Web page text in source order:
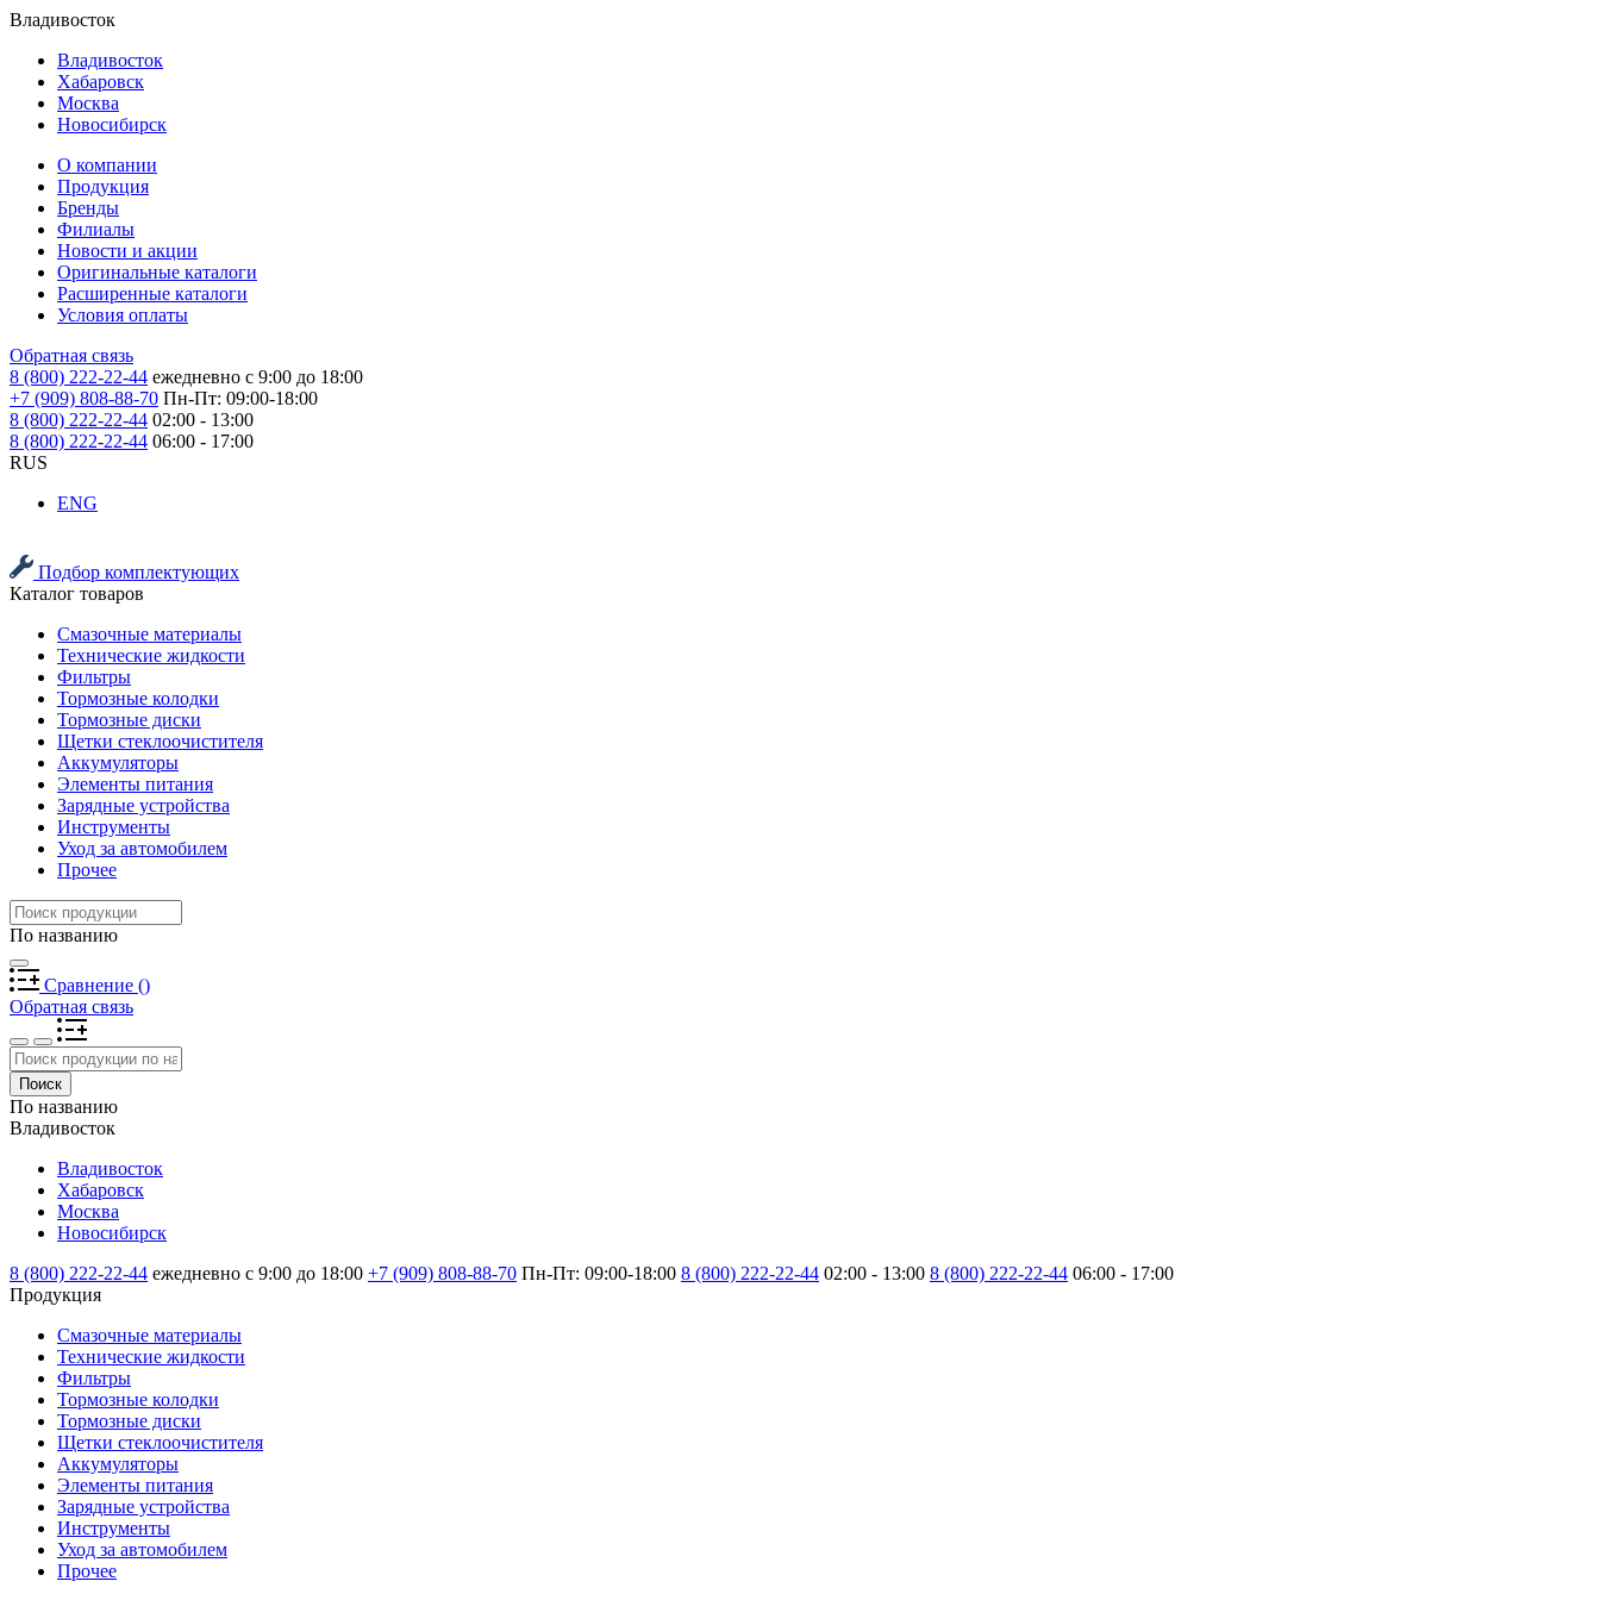
Владивосток
Владивосток
Хабаровск
Москва
Новосибирск
О компании
Продукция
Бренды
Филиалы
Новости и акции
Оригинальные каталоги
Расширенные каталоги
Условия оплаты
Обратная связь
8 (800) 222-22-44 ежедневно с 9:00 до 18:00
+7 (909) 808-88-70 Пн-Пт: 09:00-18:00
8 (800) 222-22-44 02:00 - 13:00
8 (800) 222-22-44 06:00 - 17:00
RUS
ENG
Подбор комплектующих
Каталог товаров
Смазочные материалы
Технические жидкости
Фильтры
Тормозные колодки
Тормозные диски
Щетки стеклоочистителя
Аккумуляторы
Элементы питания
Зарядные устройства
Инструменты
Уход за автомобилем
Прочее
По названию
Сравнение ()
Обратная связь
Поиск
По названию
Владивосток
Владивосток
Хабаровск
Москва
Новосибирск
8 (800) 222-22-44 ежедневно с 9:00 до 18:00 +7 (909) 808-88-70 Пн-Пт: 09:00-18:00 8 (800) 222-22-44 02:00 - 13:00 8 (800) 222-22-44 06:00 - 17:00
Продукция
Смазочные материалы
Технические жидкости
Фильтры
Тормозные колодки
Тормозные диски
Щетки стеклоочистителя
Аккумуляторы
Элементы питания
Зарядные устройства
Инструменты
Уход за автомобилем
Прочее